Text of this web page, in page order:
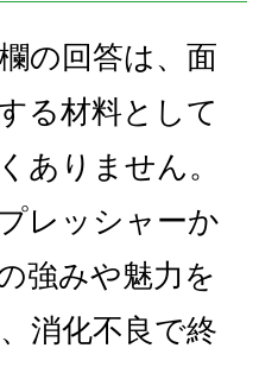
の回答は、面
る材料として
ありません。
レッシャーか
強みや魅力を
消化不良で終